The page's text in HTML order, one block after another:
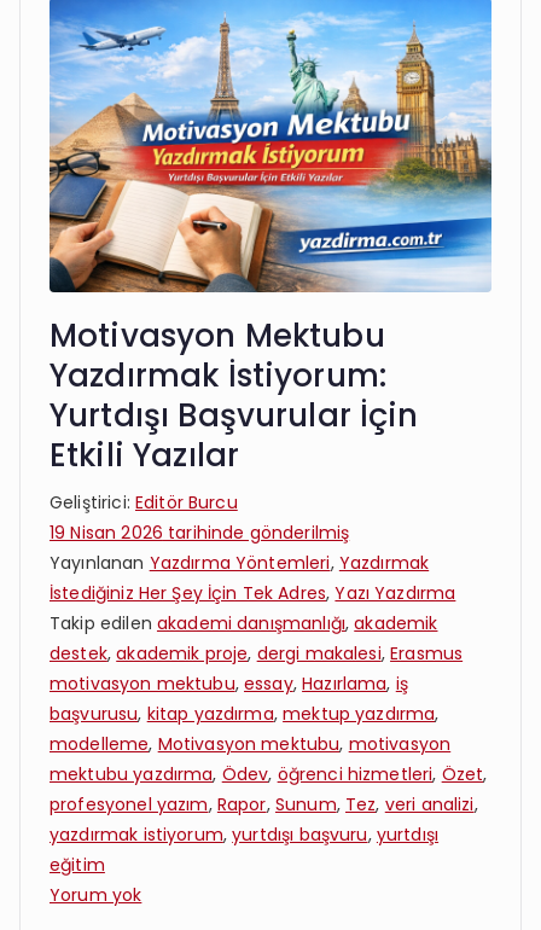
Motivasyon Mektubu
Yazdırmak İstiyorum:
Yurtdışı Başvurular İçin
Etkili Yazılar
Geliştirici: Editör Burcu
19 Nisan 2026 tarihinde gönderilmiş
Yayınlanan Yazdırma Yöntemleri, Yazdırmak
İstediğiniz Her Şey İçin Tek Adres,Yazı Yazdırma
Takip edilen akademi danışmanlığı,akademik
destek,akademik proje, dergi makalesi,Erasmus
motivasyon mektubu,essay,Hazırlama, iş
başvurusu, kitap yazdırma,mektup yazdırma,
modelleme, Motivasyon mektubu, motivasyon
mektubu yazdırma, Ödev, öğrenci hizmetleri, Özet,
profesyonel yazım, Rapor, Sunum, Tez, veri analizi,
yazdırmak istiyorum,yurtdışı başvuru, yurtdışı
eğitim
Yorum yokMotivasyon